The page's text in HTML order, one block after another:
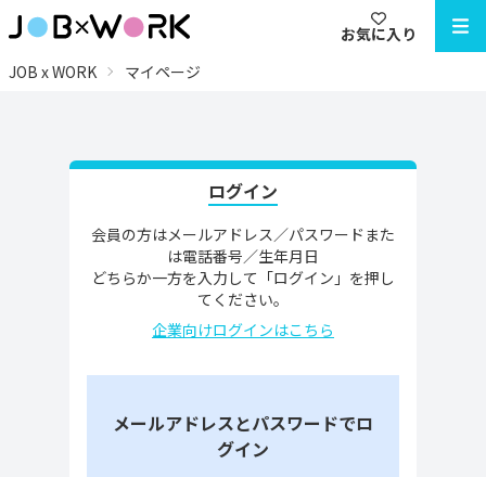
お気に入り
JOB x WORK
マイページ
ログイン
会員の方はメールアドレス／パスワードまた
は電話番号／生年月日
どちらか一方を入力して「ログイン」を押し
てください。
企業向けログインはこちら
メールアドレスとパスワードでロ
グイン